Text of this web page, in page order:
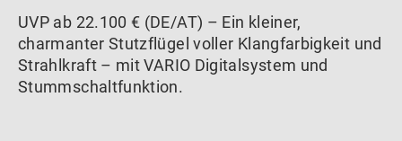
UVP ab 22.100 € (DE/AT) – Ein kleiner,
charmanter Stutzflügel voller Klangfarbigkeit und
Strahlkraft – mit VARIO Digitalsystem und
Stummschaltfunktion.